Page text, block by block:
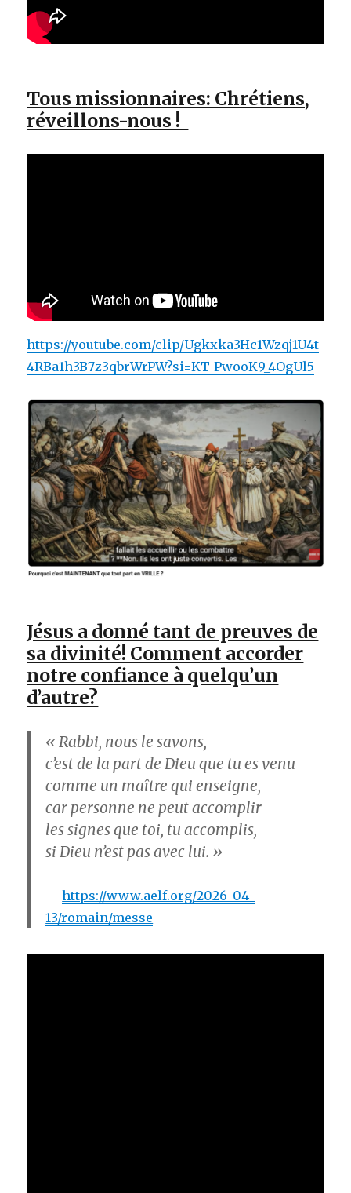
Tous missionnaires: Chrétiens,
réveillons-nous !
https://youtube.com/clip/Ugkxka3Hc1Wzqj1U4t
4RBa1h3B7z3qbrWrPW?si=KT-PwooK9_4OgUl5
Jésus a donné tant de preuves de
sa divinité! Comment accorder
notre confiance à quelqu’un
d’autre?
« Rabbi, nous le savons,
c’est de la part de Dieu que tu es venu
comme un maître qui enseigne,
car personne ne peut accomplir
les signes que toi, tu accomplis,
si Dieu n’est pas avec lui. »
https://www.aelf.org/2026-04-
13/romain/messe